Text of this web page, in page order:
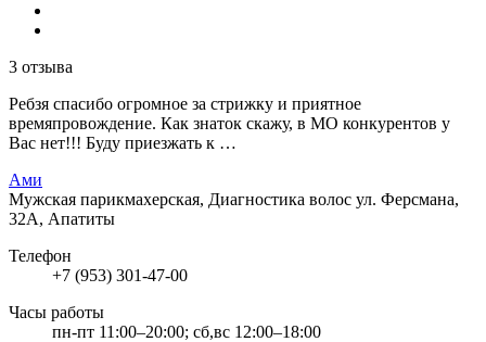
3 отзыва
Ребзя спасибо огромное за стрижку и приятное
времяпровождение. Как знаток скажу, в МО конкурентов у
Вас нет!!! Буду приезжать к …
Ами
Мужская парикмахерская, Диагностика волос ул. Ферсмана,
32А, Апатиты
Телефон
+7 (953) 301-47-00
Часы работы
пн-пт 11:00–20:00; сб,вс 12:00–18:00